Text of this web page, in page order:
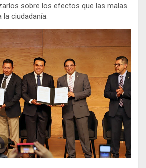
sobre los efectos que las malas
ciudadanía.